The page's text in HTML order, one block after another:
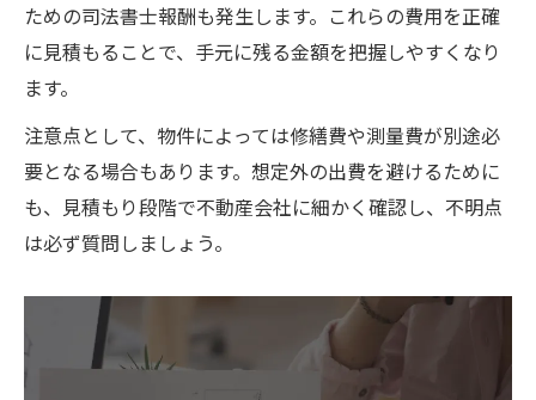
ための司法書士報酬も発生します。これらの費用を正確
に見積もることで、手元に残る金額を把握しやすくなり
ます。
注意点として、物件によっては修繕費や測量費が別途必
要となる場合もあります。想定外の出費を避けるために
も、見積もり段階で不動産会社に細かく確認し、不明点
は必ず質問しましょう。